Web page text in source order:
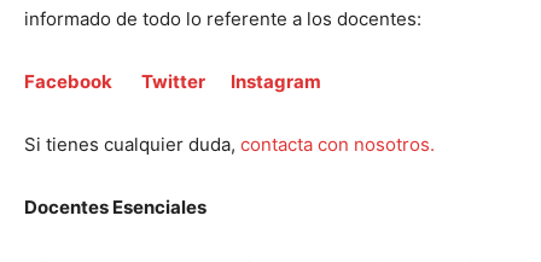
informado de todo lo referente a los docentes:
Facebook Twitter Instagram
Si tienes cualquier duda, contacta con nosotros.
Docentes Esenciales